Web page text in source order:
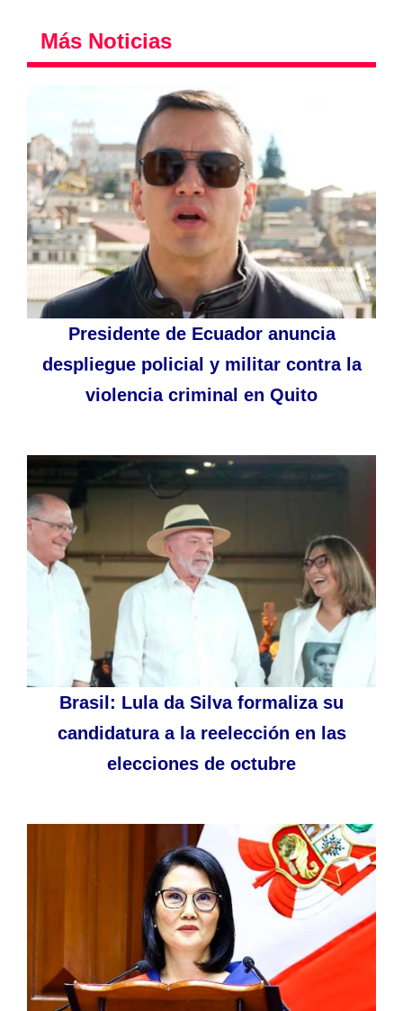
Más Noticias
Presidente de Ecuador anuncia
despliegue policial y militar contra la
violencia criminal en Quito
Brasil: Lula da Silva formaliza su
candidatura a la reelección en las
elecciones de octubre